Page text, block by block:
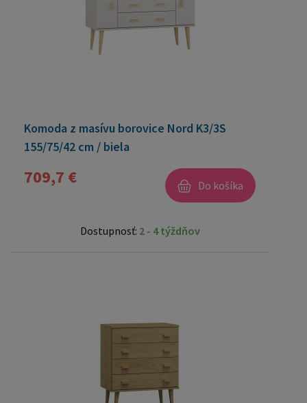
Komoda z masívu borovice Nord K3/3S
155/75/42 cm / biela
709,7 € Do košíka
Dostupnosť: 2 - 4 týždňov